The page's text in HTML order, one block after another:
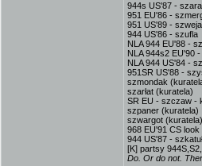
944s US'87 -
951 EU'86 -
951 US'89 - szweja
944 US'86 - szufla
NLA 944 EU'88 -
NLA 944s2 EU'90
NLA 944 US'84 -
951SR US'88 -
szmondak
szarłat (kuratela)
SR EU - szczaw -
szpaner (kuratela)
szwargot (kuratela)
968 EU'91 CS
944 US'87 -
[K] partsy
Do. Or do not.